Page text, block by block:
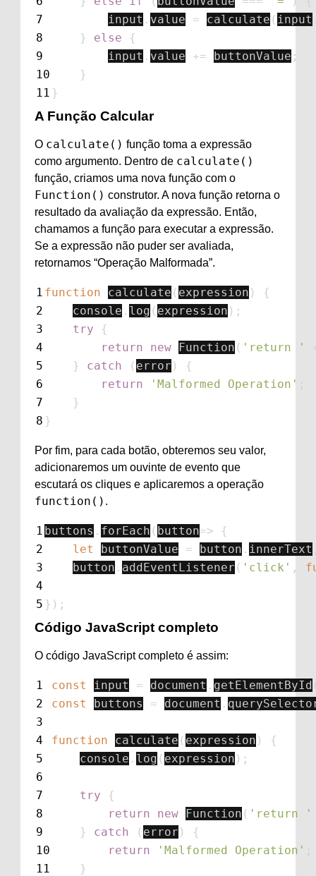
7
input . value = calculate ( input
8
} else
{
9
input . value += buttonValue ;
10
}
11 }
A Função Calcular
O calculate() função toma a expressão
como argumento. Dentro de calculate()
função, criamos uma nova função com o
Function() construtor. A nova função retorna o
resultado da avaliação da expressão. Então,
chamamos a função para executar a expressão.
Se a expressão não puder ser avaliada,
retornamos “Operação Malformada”.
1 function calculate ( expression )
{
2
console . log ( expression );
3
try
{
4
return new Function ( ' return '
5
} catch ( error )
{
6
return ' Malformed Operation '
7
}
8 }
Por fim, para cada botão, obteremos seu valor,
adicionaremos um ouvinte de evento que
escutará os cliques e aplicaremos a operação
function() .
1 buttons . forEach ( button=>
{
2
let buttonValue = button . innerText
3
button . addEventListener ( ' click ' ,
4
5 });
Código JavaScript completo
O código JavaScript completo é assim:
1 const input = document . getElementById
2
const buttons = document .
3
4
function calculate ( expression )
{
5
console . log ( expression );
6
7
try
{
8
return new Function ( ' return
'
9
} catch ( error )
{
10
return ' Malformed Operation '
11
}